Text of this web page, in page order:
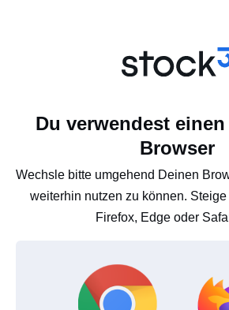
Du verwendest
Browser
Wechsle bitte umgehend Deinen
weiterhin nutzen zu können.
Firefox, Edge oder